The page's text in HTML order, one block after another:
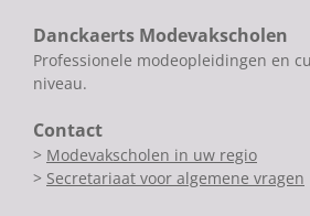
Danckaerts Modevakscholen
Professionele modeopleidingen en
niveau.
Contact
> Modevakscholen in uw regio
> Secretariaat voor algemene vragen